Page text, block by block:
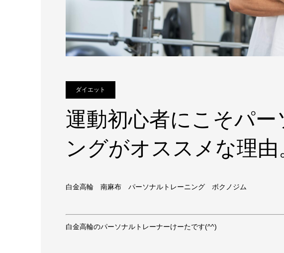
ダイエット
運動初心者にこそパ
ングがオススメな理由
白金高輪 南麻布 パーソナルトレーニング ボクノジム
白金高輪のパーソナルトレーナーけーたです(^^)